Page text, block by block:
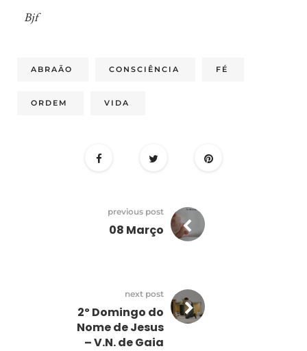
Bjf
ABRAÃO CONSCIÊNCIA FÉ
ORDEM VIDA
previous post
08 Março
next post
2º Domingo do
Nome de Jesus
– V.N. de Gaia